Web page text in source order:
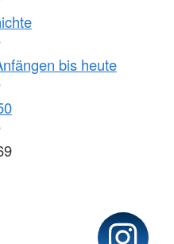
bis heute